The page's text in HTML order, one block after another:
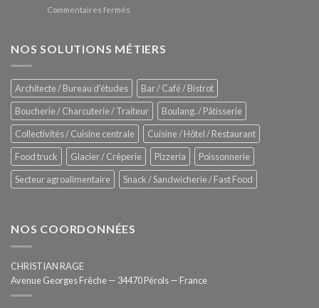
de
Commentaires fermés
Zitrux
–
Hygiène
totale
automatisée
NOS SOLUTIONS MÉTIERS
Architecte / Bureau d'études
Bar / Café / Bistrot
Boucherie / Charcuterie / Traiteur
Boulang. / Pâtisserie
Collectivités / Cuisine centrale
Cuisine / Hôtel / Restaurant
Food truck
Glacier / Crêperie Pizzeria
Poissonnerie
Secteur agroalimentaire
Snack / Sandwicherie / Fast Food
NOS COORDONNÉES
CHRISTIAN RAGE
Avenue Georges Frêche — 34470 Pérols — France